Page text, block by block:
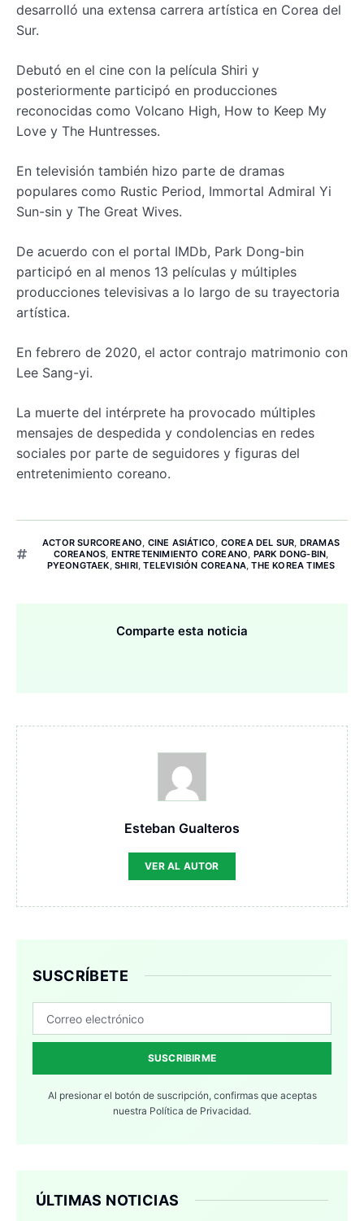
desarrolló una extensa carrera artística en Corea del
Sur.
Debutó en el cine con la película Shiri y
posteriormente participó en producciones
reconocidas como Volcano High, How to Keep My
Love y The Huntresses.
En televisión también hizo parte de dramas
populares como Rustic Period, Immortal Admiral Yi
Sun-sin y The Great Wives.
De acuerdo con el portal IMDb, Park Dong-bin
participó en al menos 13 películas y múltiples
producciones televisivas a lo largo de su trayectoria
artística.
En febrero de 2020, el actor contrajo matrimonio con
Lee Sang-yi.
La muerte del intérprete ha provocado múltiples
mensajes de despedida y condolencias en redes
sociales por parte de seguidores y figuras del
entretenimiento coreano.
ACTOR SURCOREANO, CINE ASIÁTICO, COREA DEL SUR, DRAMAS
COREANOS, ENTRETENIMIENTO COREANO, PARK DONG-BIN,
PYEONGTAEK, SHIRI,TELEVISIÓN COREANA,THE KOREA TIMES
Comparte esta noticia
Esteban Gualteros
VER AL AUTOR
SUSCRÍBETE
SUSCRIBIRME
Al presionar el botón de suscripción, confirmas que aceptas
nuestra Política de Privacidad.
ÚLTIMAS NOTICIAS